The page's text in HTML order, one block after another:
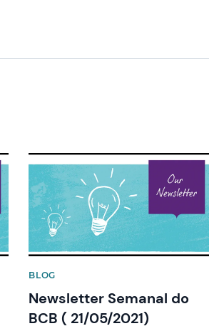
News image
BLOG
Newsletter Semanal do
BCB ( 21/05/2021)